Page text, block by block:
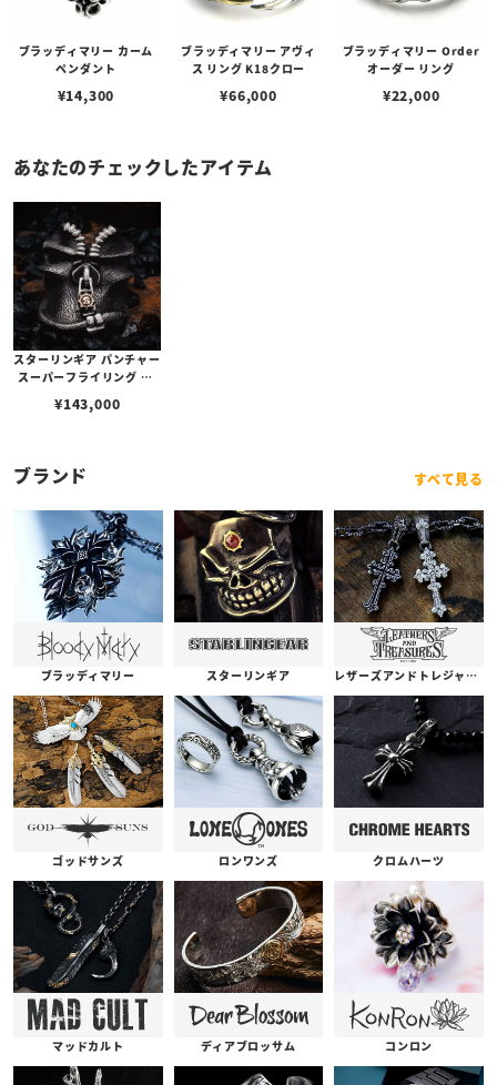
ブラッディマリー カーム
ペンダント
¥14,300
ブラッディマリー アヴィ
ス リング K18クロー
¥66,000
ブラッディマリー Order
オーダー リング
¥22,000
あなたのチェックしたアイテム
スターリンギア パンチャー
スーパーフライリング w/
ゴ/テクスチャー
¥143,000
ブランド すべて見る
ブラッディマリー スターリンギア レザーズアンドトレジャーズ
ゴッドサンズ ロンワンズ クロムハーツ
マッドカルト ディアブロッサム コンロン